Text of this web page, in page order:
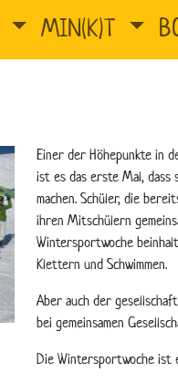
MIN(K)T
Einer der Höhepunkte in
ist es das erste Mal, dass
machen. Schüler, die
ihren Mitschülern
Wintersportwoche
Klettern und Schwimmen.
Aber auch der
bei gemeinsamen
Die Wintersportwoche ist